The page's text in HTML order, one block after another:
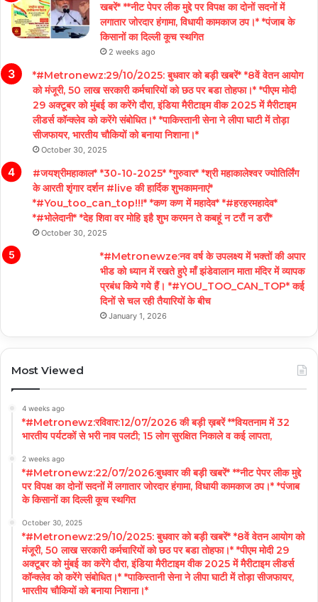
खबरें* **नीट पेपर लीक मुद्दे पर विपक्ष का दोनों सदनों में
लगातार जोरदार हंगामा, विधायी कामकाज ठप।* *पंजाब के
किसानों का दिल्ली कूच स्थगित
2 weeks ago
*#Metronewz:29/10/2025: बुधवार को बड़ी खबरें* *8वें वेतन आयोग
को मंजूरी, 50 लाख सरकारी कर्मचारियों को छठ पर बडा तोहफा।* *पीएम मोदी
29 अक्टूबर को मुंबई का करेंगे दौरा, इंडिया मैरीटाइम वीक 2025 में मैरीटाइम
लीडर्स कॉन्क्लेव को करेंगे संबोधित।* *पाकिस्तानी सेना ने लीपा घाटी में तोड़ा
सीजफायर, भारतीय चौकियों को बनाया निशाना।*
October 30, 2025
#जयश्रीमहाकाल* *30-10-2025* *गुरुवार* *श्री महाकालेश्वर ज्योतिर्लिंग
के आरती शृंगार दर्शन #live की हार्दिक शुभकामनाएं*
*#You_too_can_top!!!* *कण कण में महादेव* *#हरहरमहादेव*
*#भोलेदानी* *देह शिवा वर मोहि इहै शुभ करमन ते कबहूं न टरौं न डरौं*
October 30, 2025
*#Metronewze:नव वर्ष के उपलक्ष्य में भक्तों की अपार
भीड को ध्यान में रखते हुऐ माँ झंडेवालान माता मंदिर में व्यापक
प्रबंध किये गये हैं। *#YOU_TOO_CAN_TOP* कई
दिनों से चल रही तैयारियों के बीच
January 1, 2026
Most Viewed
4 weeks ago
*#Metronewz:रविवार:12/07/2026 की बड़ी ख़बरें **वियतनाम में 32
भारतीय पर्यटकों से भरी नाव पलटी; 15 लोग सुरक्षित निकाले व कई लापता,
2 weeks ago
*#Metronewz:22/07/2026:बुधवार की बड़ी खबरें* **नीट पेपर लीक मुद्दे
पर विपक्ष का दोनों सदनों में लगातार जोरदार हंगामा, विधायी कामकाज ठप।* *पंजाब
के किसानों का दिल्ली कूच स्थगित
October 30, 2025
*#Metronewz:29/10/2025: बुधवार को बड़ी खबरें* *8वें वेतन आयोग को
मंजूरी, 50 लाख सरकारी कर्मचारियों को छठ पर बडा तोहफा।* *पीएम मोदी 29
अक्टूबर को मुंबई का करेंगे दौरा, इंडिया मैरीटाइम वीक 2025 में मैरीटाइम लीडर्स
कॉन्क्लेव को करेंगे संबोधित।* *पाकिस्तानी सेना ने लीपा घाटी में तोड़ा सीजफायर,
भारतीय चौकियों को बनाया निशाना।*